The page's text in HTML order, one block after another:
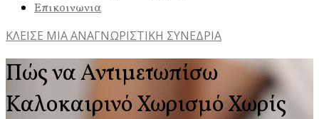
Επικοινωνια
ΚΛΕΙΣΕ ΜΙΑ ΑΝΑΓΝΩΡΙΣΤΙΚΗ ΣΥΝΕΔΡΙΑ
Πώς να Αντιμετωπίσω
Καλοκαιρινό Χωρισμό Χωρίς